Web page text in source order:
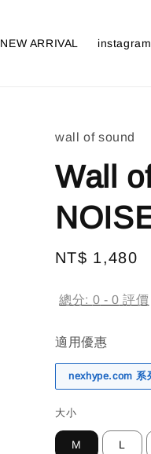
NEW ARRIVAL instagram
wall of sound
Wall
Regular
NT$ 1,480
總分: 0 -0 評價
適用優惠
nexhype.com 系
大小
M L